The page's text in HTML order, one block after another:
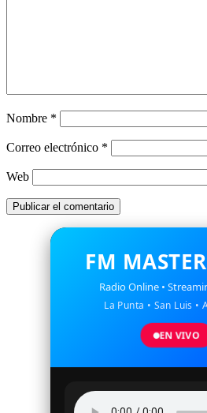
Nombre *
Correo electrónico *
Web
FM
Radio Online •
La Punta • San Luis •
EN VIVO